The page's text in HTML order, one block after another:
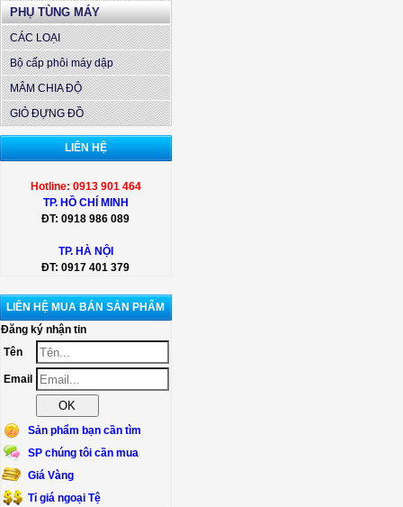
PHỤ TÙNG MÁY
CÁC LOẠI
Bộ cấp phôi máy dập
MÂM CHIA ĐỘ
GIỎ ĐỰNG ĐỒ
LIÊN HỆ
Hotline: 0913 901 464
TP. HỒ CHÍ MINH
ĐT:0918 986 089
TP. HÀ NỘI
ĐT:0917 401 379
LIÊN HỆ MUA BÁN SẢN PHẨM
Đăng ký nhận tin
Tên
Email
Sản phẩm bạn cần tìm
SP chúng tôi cần mua
Giá Vàng
Tỉ giá ngoại Tệ